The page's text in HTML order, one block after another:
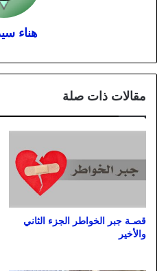
هناء
مقالات ذات صلة
قصـة جبر الخواطر الجزء الثاني
والأخير